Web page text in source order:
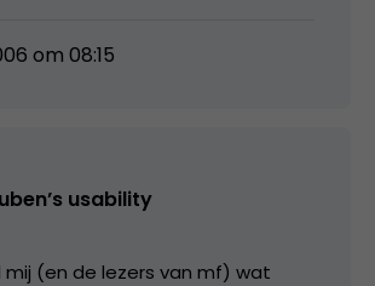
om 08:15
usability
mij (en de lezers van mf) wat